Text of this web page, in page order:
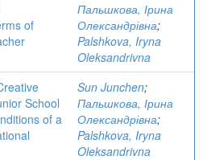
of
Пальшкова, Ірина
Олександрівна;
Palshkova, Iryna
Oleksandrivna
School
of a
Sun Junchen;
Пальшкова, Ірина
Олександрівна;
Palshkova, Iryna
Oleksandrivna